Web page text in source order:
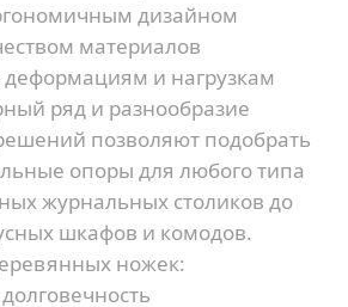
дизайном
материалов
деформациям и нагрузкам
ряд и разнообразие
позволяют подобрать
опоры для любого типа
журнальных столиков до
шкафов и комодов.
ножек: